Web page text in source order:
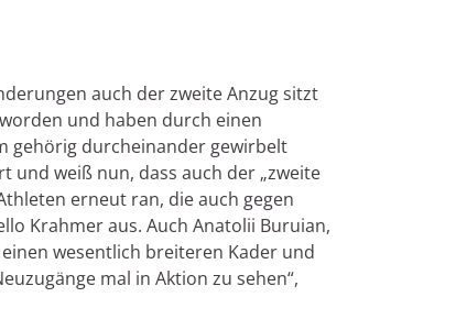
auch der zweite Anzug sitzt
und haben durch einen
gehörig durcheinander gewirbelt
und weiß nun, dass auch der „zweite
erneut ran, die auch gegen
Krahmer aus. Auch Anatolii Buruian,
wesentlich breiteren Kader und
mal in Aktion zu sehen“,